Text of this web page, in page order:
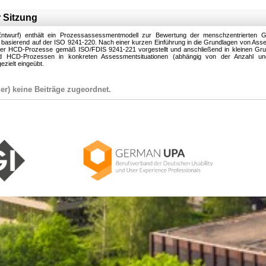
Sitzung
enthält ein Prozessassessmentmodell zur Bewertung der menschzentrierten
auf der ISO 9241-220. Nach einer kurzen Einführung in die Grundlagen von
HCD-Prozesse gemäß ISO/FDIS 9241-221 vorgestellt und anschließend in kleinen
HCD-Prozessen in konkreten Assessmentsituationen (abhängig von der Anzahl
eingeübt.
keine Beiträge zugeordnet.